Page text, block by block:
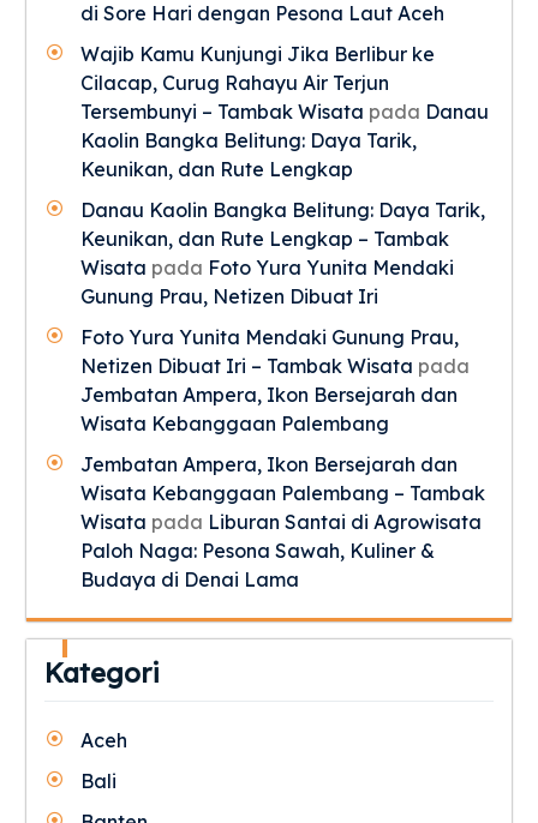
di Sore Hari dengan Pesona Laut Aceh
Wajib Kamu Kunjungi Jika Berlibur ke
Cilacap, Curug Rahayu Air Terjun
Tersembunyi – Tambak Wisata pada Danau
Kaolin Bangka Belitung: Daya Tarik,
Keunikan, dan Rute Lengkap
Danau Kaolin Bangka Belitung: Daya Tarik,
Keunikan, dan Rute Lengkap – Tambak
Wisata pada Foto Yura Yunita Mendaki
Gunung Prau, Netizen Dibuat Iri
Foto Yura Yunita Mendaki Gunung Prau,
Netizen Dibuat Iri – Tambak Wisata pada
Jembatan Ampera, Ikon Bersejarah dan
Wisata Kebanggaan Palembang
Jembatan Ampera, Ikon Bersejarah dan
Wisata Kebanggaan Palembang – Tambak
Wisata pada Liburan Santai di Agrowisata
Paloh Naga: Pesona Sawah, Kuliner &
Budaya di Denai Lama
Kategori
Aceh
Bali